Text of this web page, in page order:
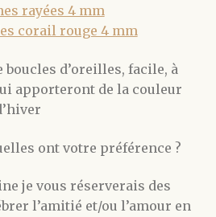
rayées 4 mm
corail rouge 4 mm
d’oreilles, facile, à
apporteront de la couleur
ont votre préférence ?
je vous réserverais des
l’amitié et/ou l’amour en